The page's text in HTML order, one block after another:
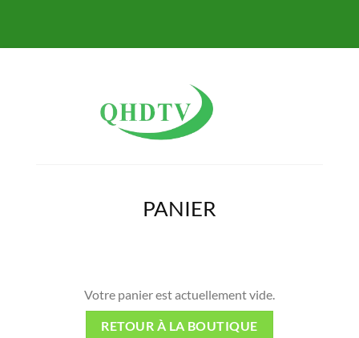
PANIER
Votre panier est actuellement vide.
RETOUR À LA BOUTIQUE